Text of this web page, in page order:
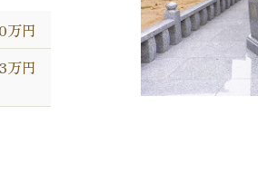
万円
万円